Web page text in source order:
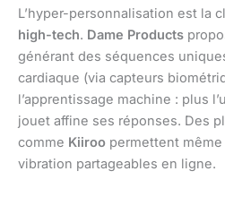
L’hyper-personnalisation est la
high-tech. Dame Products
générant des séquences
cardiaque (via capteurs
l’apprentissage machine : plus
jouet affine ses réponses. Des
comme Kiiroo permettent
vibration partageables en ligne.